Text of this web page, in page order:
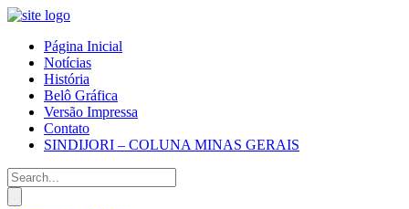
Página Inicial
Notícias
História
Belô Gráfica
Versão Impressa
Contato
SINDIJORI – COLUNA MINAS GERAIS